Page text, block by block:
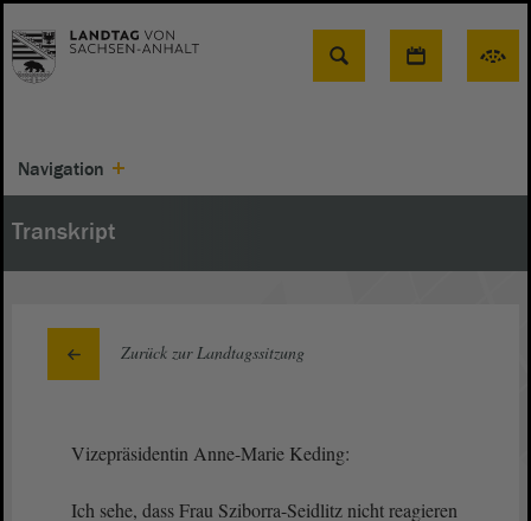
Suche
Navigation
Transkript
Zurück zur Landtagssitzung
Vizepräsidentin Anne-Marie Keding:
Ich sehe, dass Frau Sziborra-Seidlitz nicht reagieren